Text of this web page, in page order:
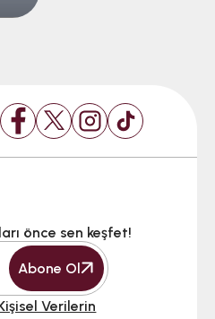
önce sen keşfet!
Abone Ol
Verilerin